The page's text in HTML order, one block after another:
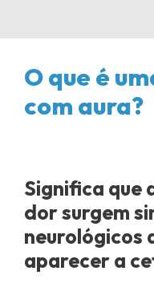
O que é
com aura?
Significa que
dor surgem
neurológicos
aparecer a